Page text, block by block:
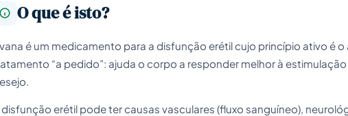
O que é isto?
é um medicamento para a disfunção erétil cujo princípio ativo é
“a pedido”: ajuda o corpo a responder melhor à
disfunção erétil pode ter causas vasculares (fluxo sanguíneo),